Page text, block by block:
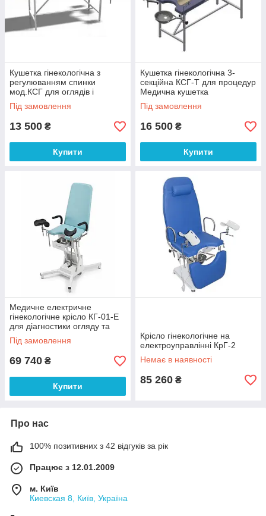
Кушетка гінекологічна з
регулюванням спинки
мод.КСГ для оглядів і
процедур
Під замовлення
13 500 ₴
Купити
Кушетка гінекологічна 3-
секційна КСГ-Т для процедур
Медична кушетка
трансформер
Під замовлення
16 500 ₴
Купити
Медичне електричне
гінекологічне крісло КГ-01-Е
для діагностики огляду та
проведення процедур
Під замовлення
69 740 ₴
Купити
Крісло гінекологічне на
електроуправлінні КрГ-2
Немає в наявності
85 260 ₴
Про нас
100% позитивних з 42 відгуків за рік
Працює з 12.01.2009
м. Київ
Киевская 8, Київ, Україна